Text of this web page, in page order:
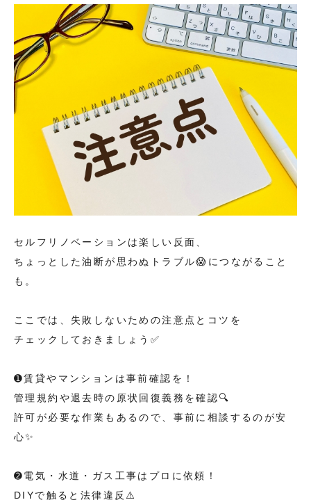
セルフリノベーションは楽しい反面、
ちょっとした油断が思わぬトラブル😱につながること
も。
ここでは、失敗しないための注意点とコツを
チェックしておきましょう✅
➊賃貸やマンションは事前確認を！
管理規約や退去時の原状回復義務を確認🔍
許可が必要な作業もあるので、事前に相談するのが安
心✨
➋電気・水道・ガス工事はプロに依頼！
DIYで触ると法律違反⚠️